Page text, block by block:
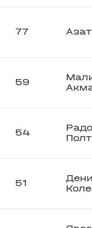
77
59
54
51